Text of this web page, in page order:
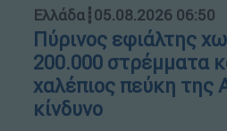
Ελλάδα┋05.08.2026 06:50
Πύρινος εφιάλτης
200.000 στρέμματα
χαλέπιος πεύκη της
κίνδυνο